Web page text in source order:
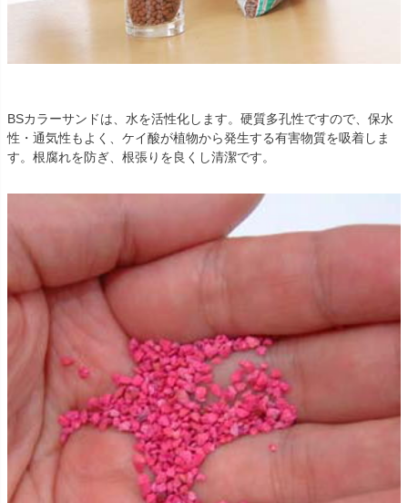
BSカラーサンドは、水を活性化します。硬質多孔性ですので、保水
性・通気性もよく、ケイ酸が植物から発生する有害物質を吸着しま
す。根腐れを防ぎ、根張りを良くし清潔です。